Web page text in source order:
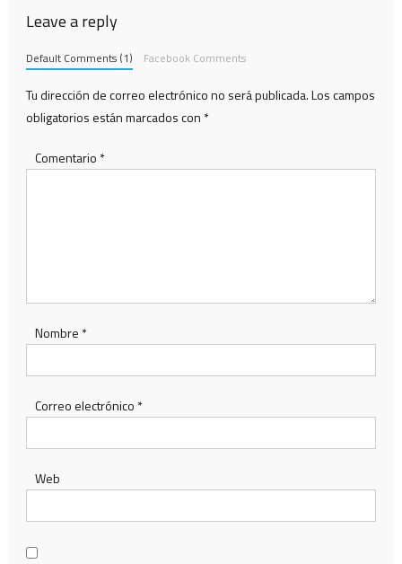
Leave a reply
Default Comments (1) Facebook Comments
Tu dirección de correo electrónico no será publicada.Los campos
obligatorios están marcados con *
Comentario *
Nombre *
Correo electrónico *
Web